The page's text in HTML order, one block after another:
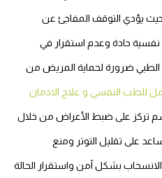
يؤدي التوقف المفاجئ عن
نفسية حادة وعدم استقرار في
ضرورة لحماية المريض من
للطب النفسي و علاج الادمان
تركز على ضبط الأعراض من خلال
على تقليل التوتر ومنع
بشكل آمن واستقرار الحالة